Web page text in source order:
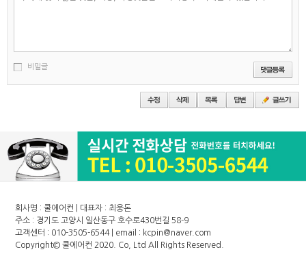
비밀글
회사명 : 쿨에어컨 | 대표자 : 최웅돈
주소 : 경기도 고양시 일산동구 호수로430번길 58-9
고객센터 : 010-3505-6544 | email : kcpin@naver.com
Copyright©쿨에어컨 2020. Co, Ltd All Rights Reserved.